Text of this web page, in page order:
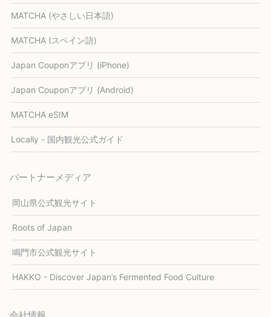
MATCHA (やさしい日本語)
MATCHA (スペイン語)
Japan Couponアプリ (iPhone)
Japan Couponアプリ (Android)
MATCHA eSIM
Locally - 国内観光公式ガイド
パートナーメディア
岡山県公式観光サイト
Roots of Japan
鳴門市公式観光サイト
HAKKO - Discover Japan’s Fermented Food Culture